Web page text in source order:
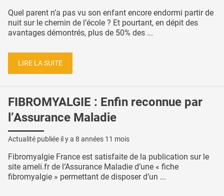
Quel parent n’a pas vu son enfant encore endormi partir de
nuit sur le chemin de l’école ? Et pourtant, en dépit des
avantages démontrés, plus de 50% des ...
LIRE LA SUITE
FIBROMYALGIE : Enfin reconnue par
l’Assurance Maladie
Actualité publiée il y a 8 années 11 mois
Fibromyalgie France est satisfaite de la publication sur le
site ameli.fr de l’Assurance Maladie d’une « fiche
fibromyalgie » permettant de disposer d’un ...